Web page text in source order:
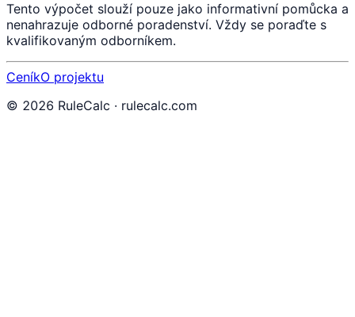
Tento výpočet slouží pouze jako informativní pomůcka a
nenahrazuje odborné poradenství. Vždy se poraďte s
kvalifikovaným odborníkem.
CeníkO projektu
© 2026 RuleCalc · rulecalc.com